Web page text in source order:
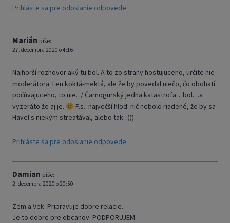
Prihláste sa pre odoslanie odpovede
Marián píše:
27. decembra 2020 o 4:16
Najhorší rozhovor aký tu bol. A to zo strany hostujuceho, určite nie
moderátora. Len koktá-mektá, ale že by povedal niečo, čo obohatí
počúvajuceho, to nie. :/ Čarnogurský jedna katastrofa…bol…a
vyzeráto že aj je.
P.s.: največší hlod: nič nebolo riadené, že by sa
Havel s niekým streatával, alebo tak. :)))
Prihláste sa pre odoslanie odpovede
Damian píše:
2. decembra 2020 o 20:50
Zem a Vek. Pripravuje dobre relacie.
Je to dobre pre obcanov. PODPORUJEM